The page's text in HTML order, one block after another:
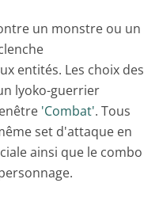
un monstre ou un
entités. Les choix des
lyoko-guerrier
'Combat'. Tous
set d'attaque en
ainsi que le combo